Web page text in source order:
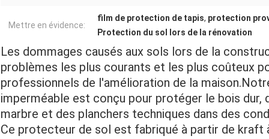
Mettre en évidence:
film de protection de tapis, protection
Protection du sol lors de la rénovation
Les dommages causés aux sols lors de la
problèmes les plus courants et les plus coûteux
professionnels de l'amélioration de la
imperméable est conçu pour protéger le bois dur,
marbre et des planchers techniques dans des
Ce protecteur de sol est fabriqué à partir de kraft